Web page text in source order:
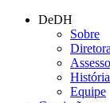
Conteúdo principal
DeDH
Sobre
História
Equipe